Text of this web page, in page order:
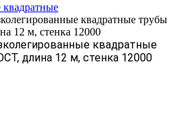
квадратные трубы
12 м, стенка 12000
квадратные
длина 12 м, стенка 12000